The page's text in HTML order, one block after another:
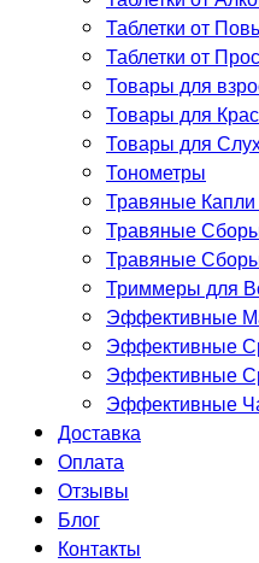
Таблетки от
Таблетки от
Товары для
Товары для
Товары для
Тонометры
Травяные Капли
Травяные
Травяные
Триммеры для
Эффективные
Эффективные
Эффективные
Эффективные
Доставка
Оплата
Отзывы
Блог
Контакты